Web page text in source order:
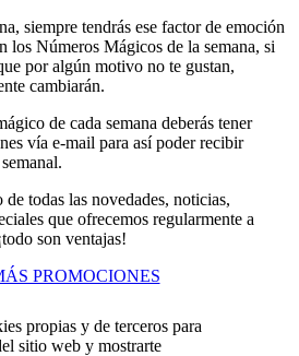
siempre tendrás ese factor de emoción
los Números Mágicos de la semana, si
por algún motivo no te gustan,
cambiarán.
de cada semana deberás tener
vía e-mail para así poder recibir
todas las novedades, noticias,
que ofrecemos regularmente a
son ventajas!
PROMOCIONES
propias y de terceros para
sitio web y mostrarte